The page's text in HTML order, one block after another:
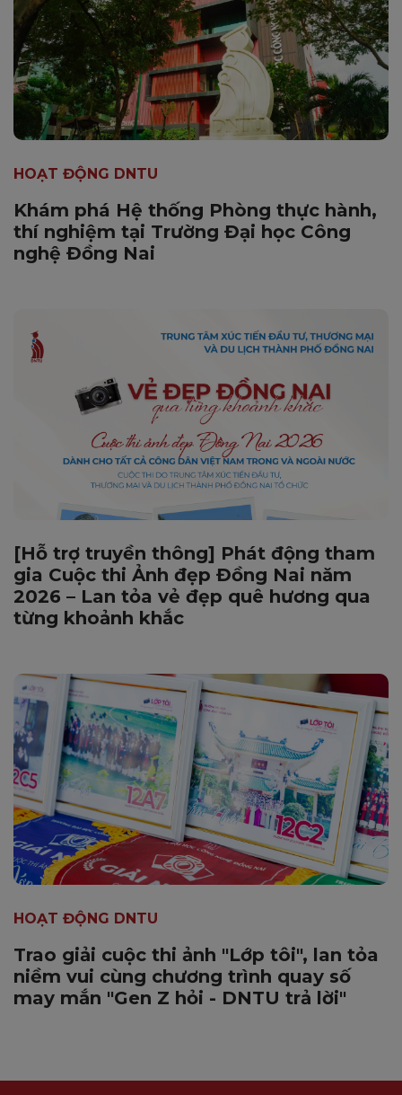
HOẠT ĐỘNG DNTU
Khám phá Hệ thống Phòng thực hành,
thí nghiệm tại Trường Đại học Công
nghệ Đồng Nai
[Hỗ trợ truyền thông] Phát động tham
gia Cuộc thi Ảnh đẹp Đồng Nai năm
2026 – Lan tỏa vẻ đẹp quê hương qua
từng khoảnh khắc
HOẠT ĐỘNG DNTU
Trao giải cuộc thi ảnh "Lớp tôi", lan tỏa
niềm vui cùng chương trình quay số
may mắn "Gen Z hỏi - DNTU trả lời"